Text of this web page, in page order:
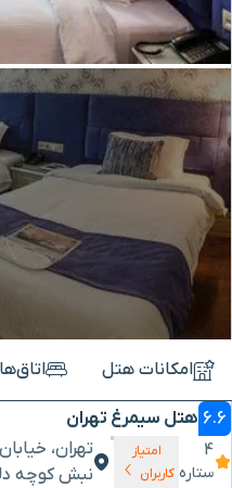
امکانات هتل اتاق‌ها
6.6 هتل سیمرغ تهران
4
ستاره
امتیاز
کاربران
تهران،
نبش کوچه